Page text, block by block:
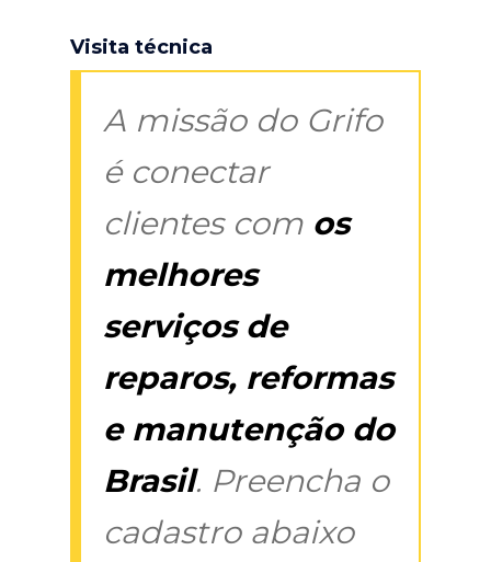
Visita técnica
A missão do Grifo
é conectar
clientes com os
melhores
serviços de
reparos, reformas
e manutenção do
Brasil. Preencha o
cadastro abaixo